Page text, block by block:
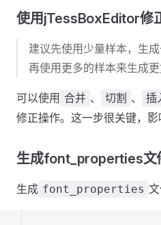
使用jTessBoxEditor修
建议先使用少量样本，生
再使用更多的样本来生成更
可以使用 合并 、 切割 、 插
修正操作。这一步很关键，影
生成font_properties文
生成 font_properties